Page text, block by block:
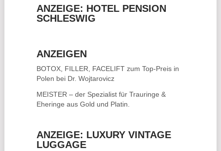
ANZEIGE: HOTEL PENSION
SCHLESWIG
ANZEIGEN
BOTOX, FILLER, FACELIFTzum Top-Preis in
Polen bei Dr. Wojtarovicz
MEISTER – der Spezialist für Trauringe &
Eheringe aus Gold und Platin.
ANZEIGE: LUXURY VINTAGE
LUGGAGE